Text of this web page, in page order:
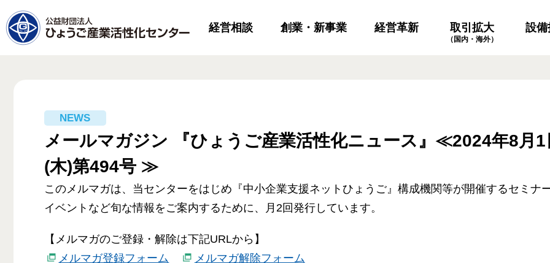
経営相談 創業・新事業 経営革新 取引拡大
（国内・海外）
設備
メールマガジン 『ひょうご産業活性化ニュース』≪2024年8月1
(木)第494号 ≫
このメルマガは、当センターをはじめ『中小企業支援ネットひょうご』構成機関等が開催するセミナ
イベントなど旬な情報をご案内するために、月2回発行しています。
【メルマガのご登録・解除は下記URLから】
メルマガ登録フォーム
メルマガ解除フォーム